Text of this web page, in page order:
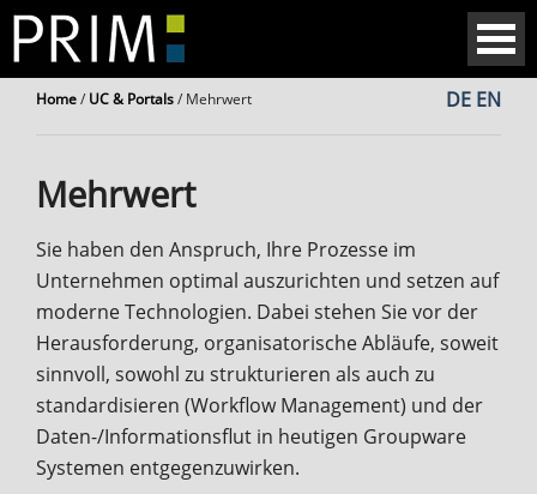
Home/ UC & Portals/ Mehrwert DE EN
Mehrwert
Sie haben den Anspruch, Ihre Prozesse im
Unternehmen optimal auszurichten und setzen auf
moderne Technologien. Dabei stehen Sie vor der
Herausforderung, organisatorische Abläufe, soweit
sinnvoll, sowohl zu strukturieren als auch zu
standardisieren (Workflow Management) und der
Daten-/Informationsflut in heutigen Groupware
Systemen entgegenzuwirken.